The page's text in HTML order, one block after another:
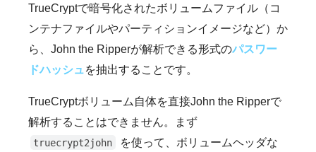
TrueCryptで暗号化されたボリュームファイル（コ
ンテナファイルやパーティションイメージなど）か
ら、John the Ripperが解析できる形式のパスワー
ドハッシュ を抽出することです。
TrueCryptボリューム自体を直接John the Ripperで
解析することはできません。まず
truecrypt2john
を使って、ボリュームヘッダな